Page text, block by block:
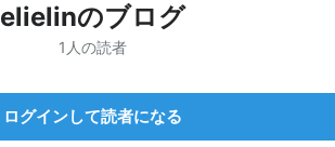
elielinのブログ
1人の読者
ログインして読者になる